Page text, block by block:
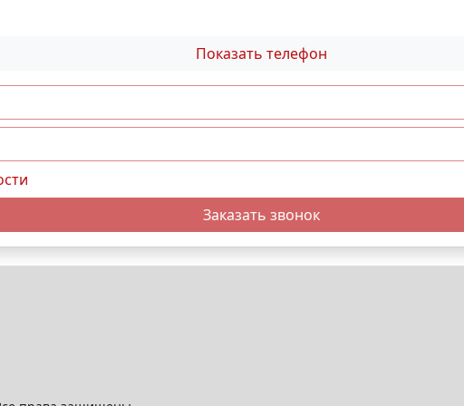
Показать телефон
Заказать звонок